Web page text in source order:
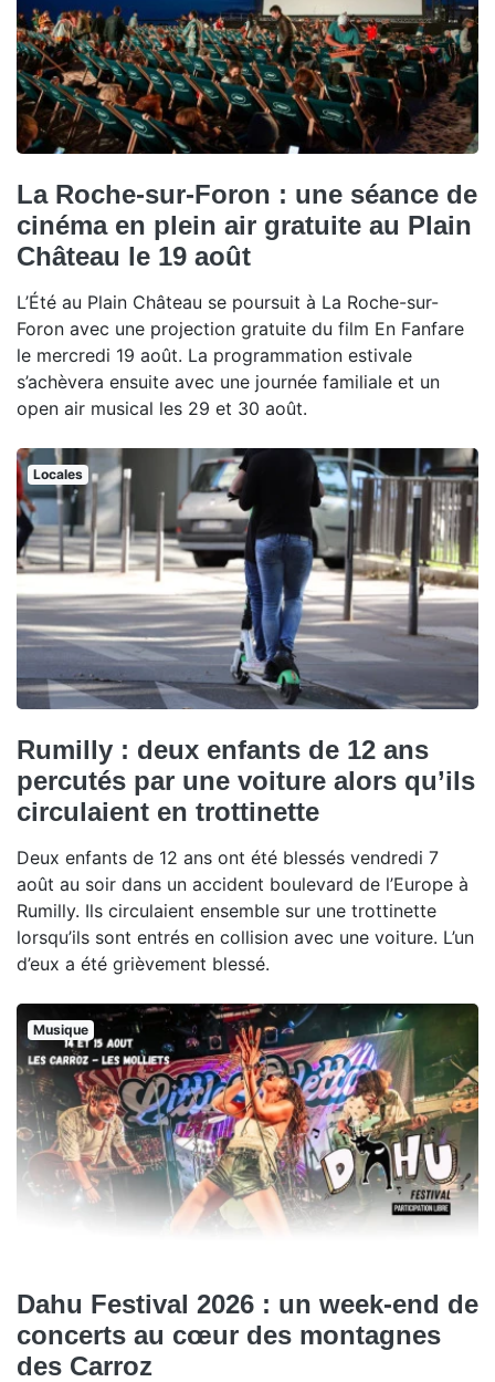
La Roche-sur-Foron : une séance de
cinéma en plein air gratuite au Plain
Château le 19 août
L’Été au Plain Château se poursuit à La Roche-sur-
Foron avec une projection gratuite du film En Fanfare
le mercredi 19 août. La programmation estivale
s’achèvera ensuite avec une journée familiale et un
open air musical les 29 et 30 août.
Locales
Rumilly : deux enfants de 12 ans
percutés par une voiture alors qu’ils
circulaient en trottinette
Deux enfants de 12 ans ont été blessés vendredi 7
août au soir dans un accident boulevard de l’Europe à
Rumilly. Ils circulaient ensemble sur une trottinette
lorsqu’ils sont entrés en collision avec une voiture. L’un
d’eux a été grièvement blessé.
Musique
Dahu Festival 2026 : un week-end de
concerts au cœur des montagnes
des Carroz